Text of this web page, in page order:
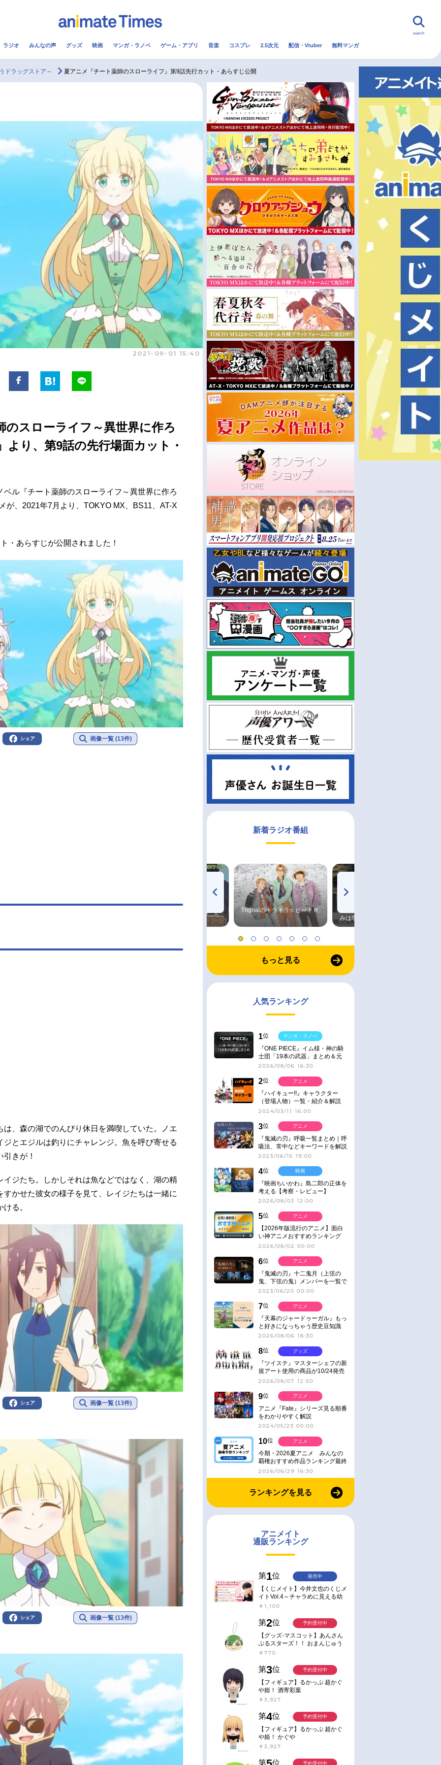
配信・Vtuber トレンド 無料マンガ
実写化映画一覧
男性声優/女性声優一覧
今期アニメ曜日別一覧
春アニメ
秋アニメ
冬アニメ
FOLLOW US
search
ラジオ みんなの声 グッズ 映画 マンガ・ラノベ ゲーム・アプリ 音楽 コスプレ 2.5次元 配信・Vtuber 無料マンガ
ドラッグストア～ 夏アニメ『チート薬師のスローライフ』第9話先行カット・あらすじ公開
2021-09-01 15:40
のスローライフ～異世界に作ろ
り、第9話の先行場面カット・
ル『チート薬師のスローライフ～異世界に作ろ
が、2021年7月より、TOKYO MX、BS11、AT-X
・あらすじが公開されました！
シェア 画像一覧 (13件)
、森の湖でのんびり休日を満喫していた。ノエ
とエジルは釣りにチャレンジ。魚を呼び寄せる
きが！
ジたち。しかしそれは魚などではなく、湖の精
かせた彼女の様子を見て、レイジたちは一緒に
る。
シェア 画像一覧 (13件)
シェア 画像一覧 (13件)
新着ラジオ番組
Trignalのキラキラ☆ビートＲ
みは塩だけ
もっと見る
人気ランキング
1位
『ONE PIECE』イム様・神の騎
士団「19本の武器」まとめ＆元
ネタ
2026/08/06 16:30
マンガ・ラノベ
2位
『ハイキュー!!』キャラクター
（登場人物）一覧・紹介＆解説
2024/03/11 16:00
アニメ
3位
『鬼滅の刃』呼吸一覧まとめ｜呼
吸法、常中などキーワードを解説
2023/06/15 19:00
アニメ
4位
『映画ちいかわ』島二郎の正体を
考える【考察・レビュー】
2026/08/03 12:00
映画
5位
【2026年版流行のアニメ】面白
い神アニメおすすめランキング
【名作・話題作】｜ジャンル別人
2026/08/02 00:00
アニメ
6位
『鬼滅の刃』十二鬼月（上弦の
鬼、下弦の鬼）メンバーを一覧で
紹介＆解説（登場鬼の情報まと
2023/06/20 00:00
アニメ
7位
『天幕のジャードゥーガル』もっ
と好きになっちゃう歴史豆知識
2026/08/06 18:30
アニメ
8位
『ツイステ』マスターシェフの新
規アート使用の商品が10/24発売
2026/08/07 12:50
グッズ
9位
アニメ『Fate』シリーズ見る順番
をわかりやすく解説
2024/05/23 00:00
アニメ
10位
今期・2026夏アニメ みんなの
覇権おすすめ作品ランキング最終
結果発表！
2026/06/29 16:30
アニメ
ランキングを見る
アニメイト
通販ランキング
第1位
【くじメイト】今井文也のくじメ
イトVol.4～チャラめに見える幼
馴染、実は一途で独占欲が強いん
￥1,100
発売中
第2位
【グッズ-マスコット】あんさん
ぶるスターズ！！ おまんじゅう
にぎにぎマスコット ねくすと2
￥770
予約受付中
第3位
【フィギュア】るかっぷ 超かぐ
や姫！ 酒寄彩葉
￥3,927
予約受付中
第4位
【フィギュア】るかっぷ 超かぐ
や姫！ かぐや
￥3,927
予約受付中
第 位 予約受付中